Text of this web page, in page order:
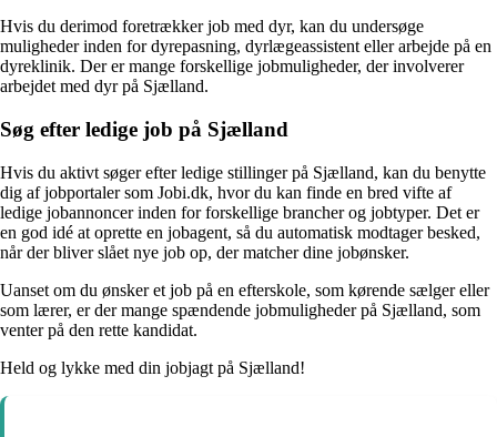
Hvis du derimod foretrækker job med dyr, kan du undersøge
muligheder inden for dyrepasning, dyrlægeassistent eller arbejde på en
dyreklinik. Der er mange forskellige jobmuligheder, der involverer
arbejdet med dyr på Sjælland.
Søg efter ledige job på Sjælland
Hvis du aktivt søger efter ledige stillinger på Sjælland, kan du benytte
dig af jobportaler som Jobi.dk, hvor du kan finde en bred vifte af
ledige jobannoncer inden for forskellige brancher og jobtyper. Det er
en god idé at oprette en jobagent, så du automatisk modtager besked,
når der bliver slået nye job op, der matcher dine jobønsker.
Uanset om du ønsker et job på en efterskole, som kørende sælger eller
som lærer, er der mange spændende jobmuligheder på Sjælland, som
venter på den rette kandidat.
Held og lykke med din jobjagt på Sjælland!